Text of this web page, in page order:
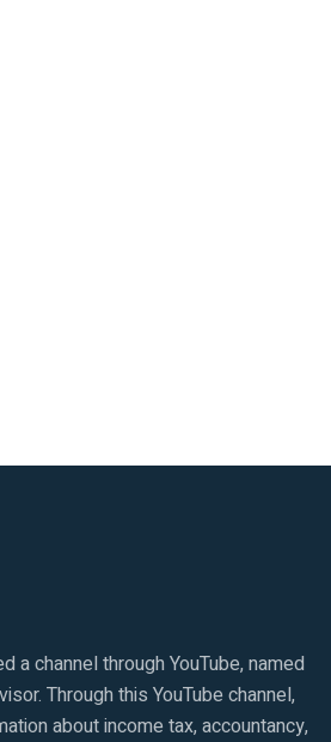
a channel through YouTube, named
Through this YouTube channel,
about income tax, accountancy,